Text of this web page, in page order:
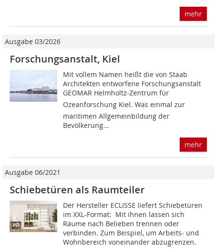
mehr
Ausgabe 03/2026
Forschungsanstalt, Kiel
Mit vollem Namen heißt die von Staab
Architekten entworfene Forschungsanstalt
GEOMAR Helmholtz-Zentrum für
Ozeanforschung Kiel. Was einmal zur
maritimen Allgemeinbildung der
Bevölkerung...
mehr
Ausgabe 06/2021
Schiebetüren als Raumteiler
Der Hersteller ECLISSE liefert Schiebetüren
im XXL-Format: Mit ihnen lassen sich
Räume nach Belieben trennen oder
verbinden. Zum Beispiel, um Arbeits- und
Wohnbereich voneinander abzugrenzen.